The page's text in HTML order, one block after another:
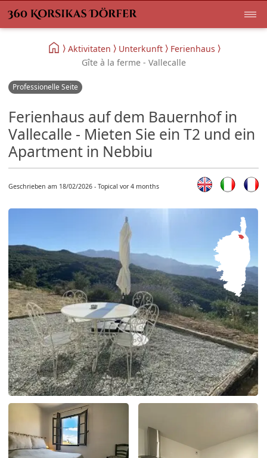
Aktivitaten Unterkunft
Ferienhaus
Gîte à la ferme - Vallecalle
Professionelle Seite
Ferienhaus auf dem Bauernhof in
Vallecalle - Mieten Sie ein T2 und ein
Apartment in Nebbiu
Geschrieben am 18/02/2026 - Topical vor 4 months